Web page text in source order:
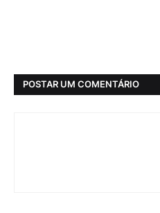
POSTAR UM COMENTÁRIO